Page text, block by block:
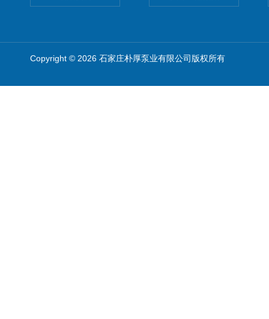
Copyright © 2026 石家庄朴厚泵业有限公司版权所有